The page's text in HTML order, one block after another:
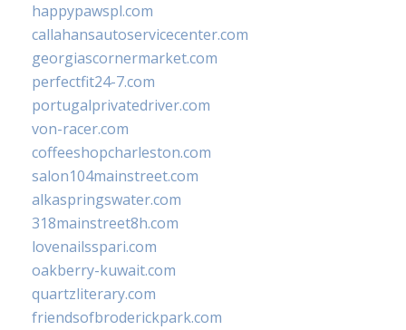
happypawspl.com
callahansautoservicecenter.com
georgiascornermarket.com
perfectfit24-7.com
portugalprivatedriver.com
von-racer.com
coffeeshopcharleston.com
salon104mainstreet.com
alkaspringswater.com
318mainstreet8h.com
lovenailsspari.com
oakberry-kuwait.com
quartzliterary.com
friendsofbroderickpark.com